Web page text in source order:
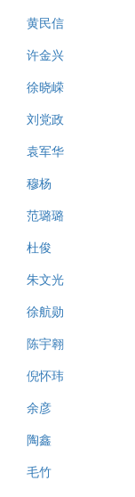
黄民信
许金兴
徐晓嵘
刘党政
袁军华
穆杨
范璐璐
杜俊
朱文光
徐航勋
陈宇翱
倪怀玮
余彦
陶鑫
毛竹